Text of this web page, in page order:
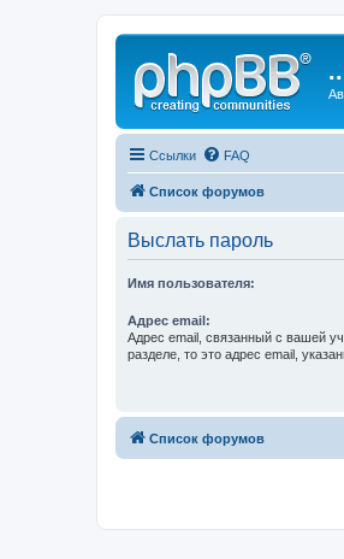
Ссылки FAQ
Список форумов
Выслать пароль
Имя пользователя:
Адрес email:
Адрес email, связанный с вашей
разделе, то это адрес email,
Список форумов